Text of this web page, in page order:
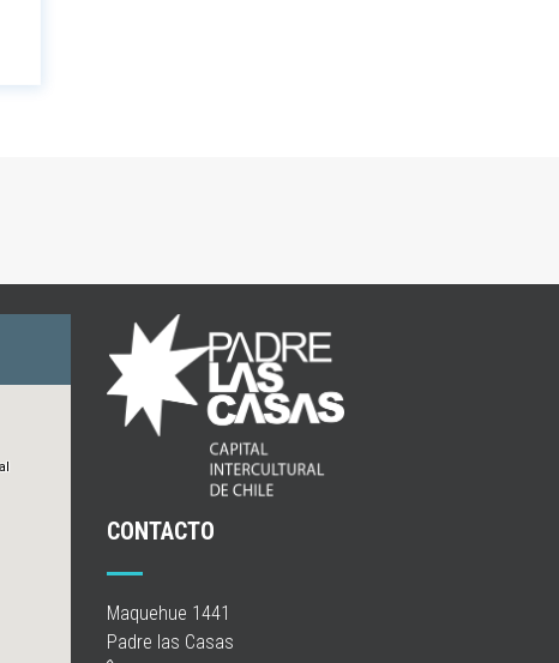
CONTACTO
Maquehue 1441
Padre las Casas